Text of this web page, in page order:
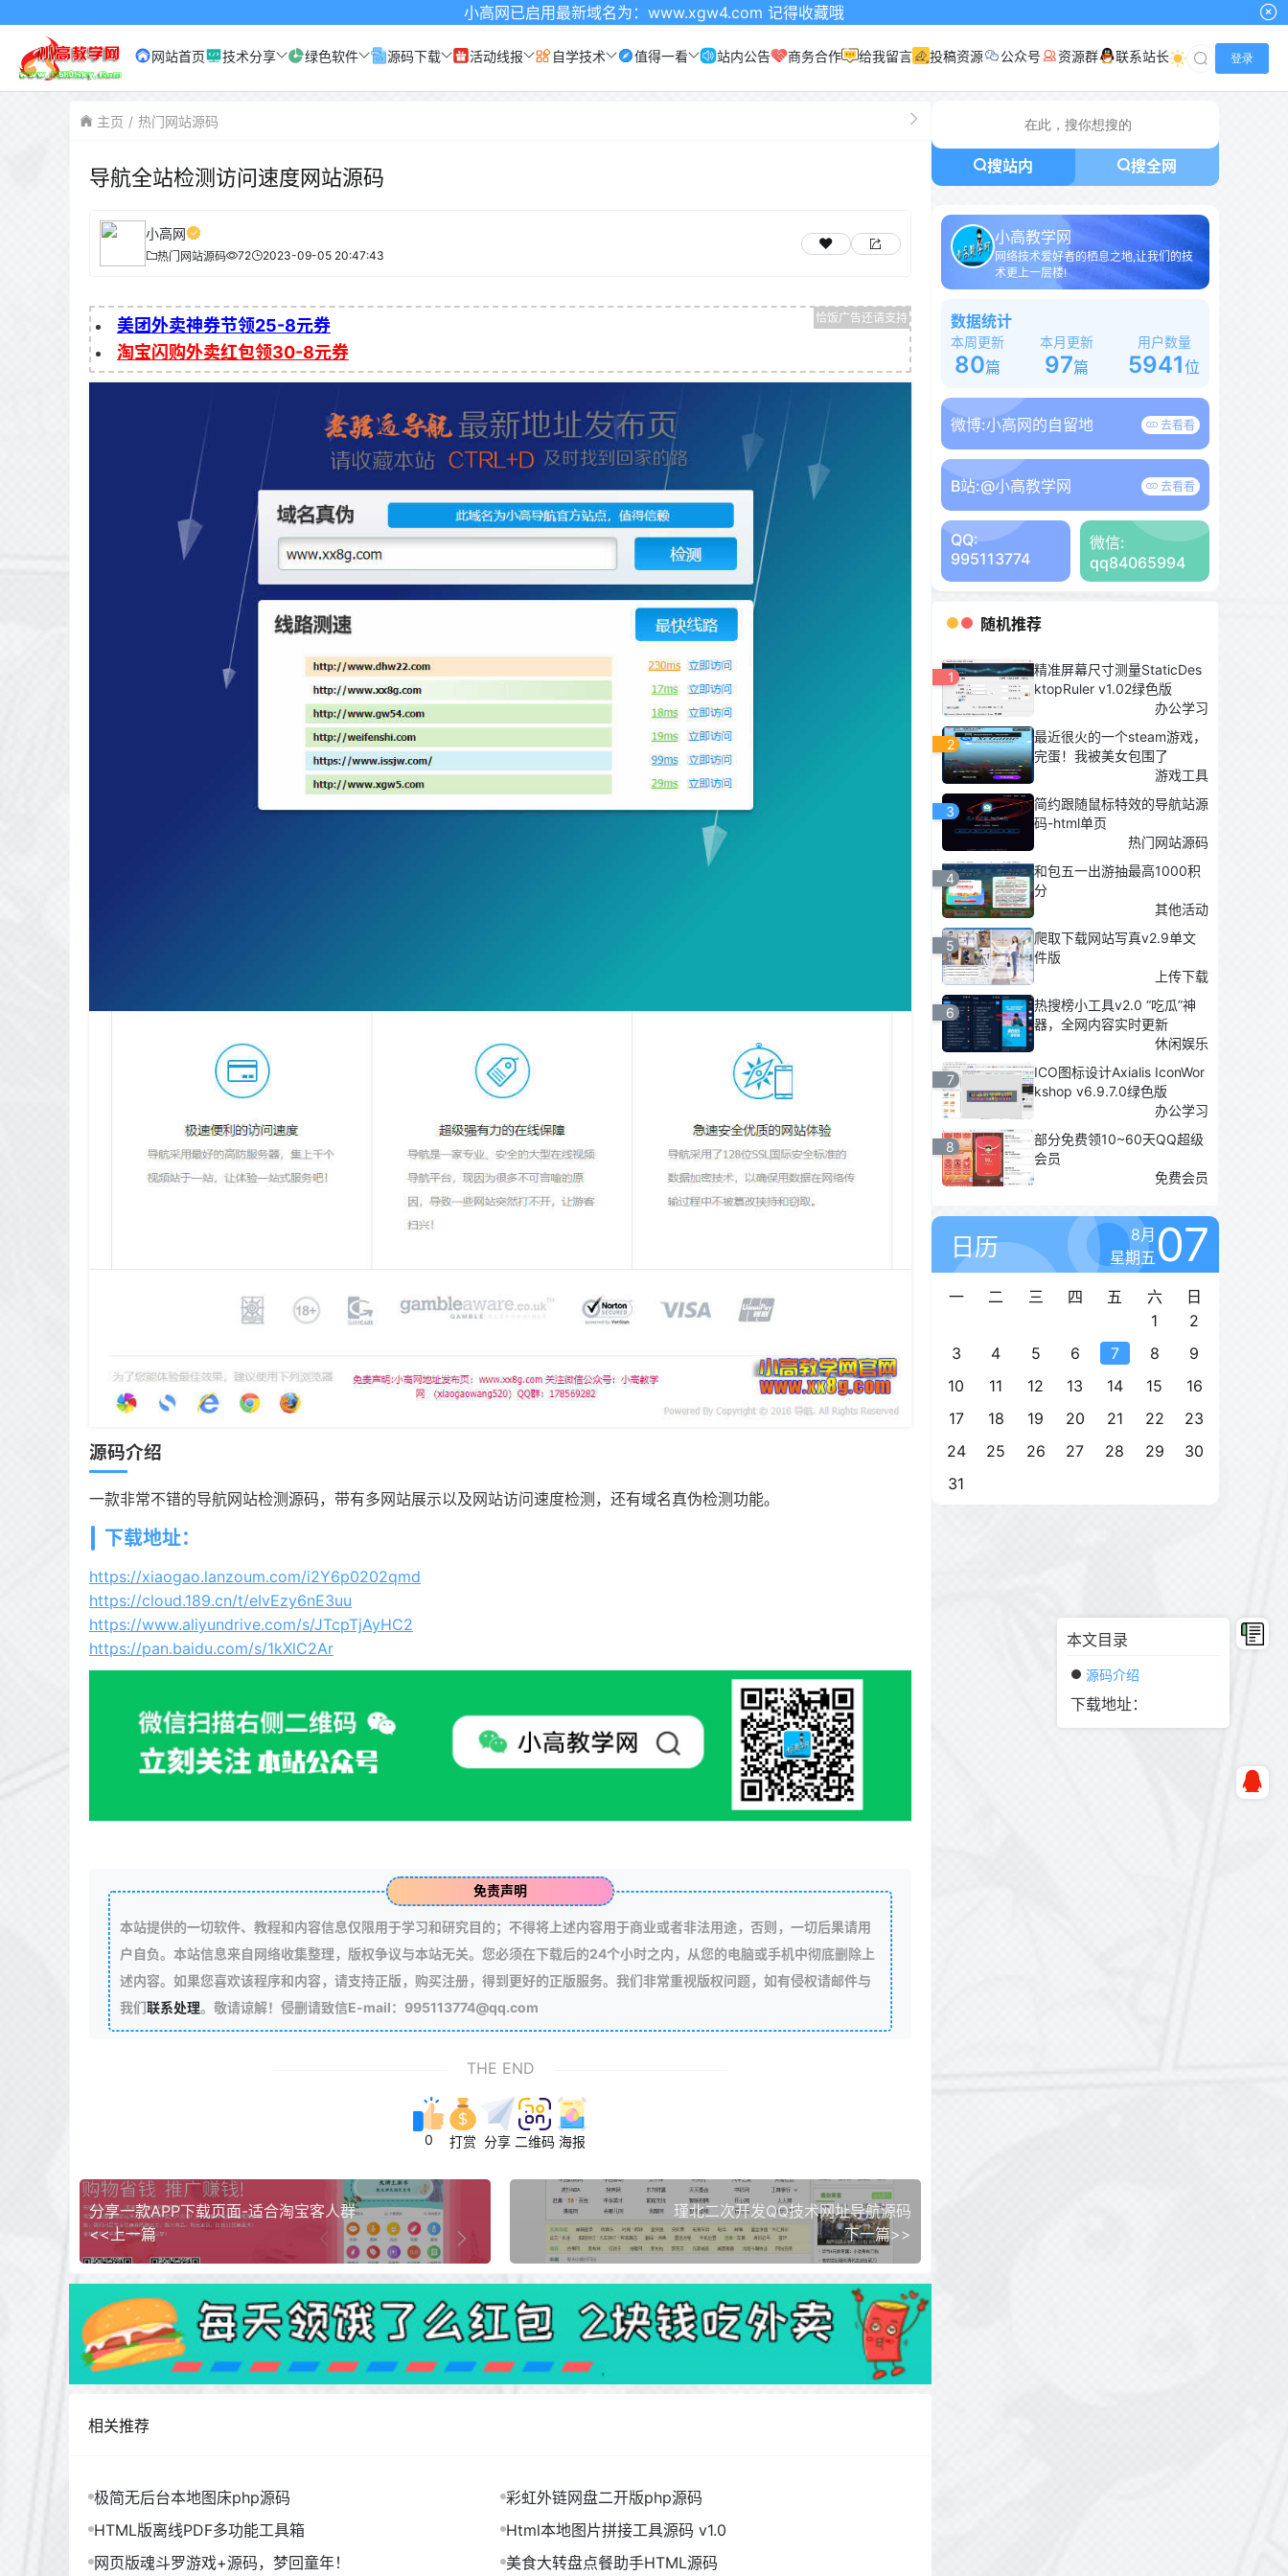
本文目录
源码介绍
下载地址：
小高网已启用最新域名为：www.xgw4.com 记得收藏哦
网站首页 技术分享 绿色软件 源码下载 活动线报 自学技术 值得一看 站内公告 商务合作 给我留言 投稿资源 公众号 资源群 联系站长 登录
主页 热门网站源码
导航全站检测访问速度网站源码
小高网
热门网站源码 72 2023-09-05 20:47:43
美团外卖神券节领25-8元券
淘宝闪购外卖红包领30-8元券
源码介绍
一款非常不错的导航网站检测源码，带有多网站展示以及网站访问速度检测，还有域名真伪检测功能。
下载地址：
https://xiaogao.lanzoum.com/i2Y6p0202qmd
https://cloud.189.cn/t/eIvEzy6nE3uu
https://www.aliyundrive.com/s/JTcpTjAyHC2
https://pan.baidu.com/s/1kXlC2Ar
免责声明
本站提供的一切软件、教程和内容信息仅限用于学习和研究目的；不得将上述内容用于商业或者非法用途，否则，一切后果请用
户自负。本站信息来自网络收集整理，版权争议与本站无关。您必须在下载后的24个小时之内，从您的电脑或手机中彻底删除上
述内容。如果您喜欢该程序和内容，请支持正版，购买注册，得到更好的正版服务。我们非常重视版权问题，如有侵权请邮件与
我们联系处理。敬请谅解！侵删请致信E-mail：995113774@qq.com
THE END
0 打赏 分享 二维码 海报
分享一款APP下载页面-适合淘宝客人群
<<上一篇
瑾北二次开发QQ技术网址导航源码
下一篇>>
相关推荐
极简无后台本地图床php源码
彩虹外链网盘二开版php源码
HTML版离线PDF多功能工具箱
Html本地图片拼接工具源码 v1.0
网页版魂斗罗游戏+源码，梦回童年！
美食大转盘点餐助手HTML源码
搜站内 搜全网
小高教学网
网络技术爱好者的栖息之地,让我们的技
术更上一层楼!
数据统计
本周更新
80篇
本月更新
97篇
用户数量
5941位
微博:小高网的自留地 去看看
B站:@小高教学网 去看看
QQ:
995113774
微信:
qq84065994
随机推荐
1
精准屏幕尺寸测量StaticDes
ktopRuler v1.02绿色版
办公学习
2
最近很火的一个steam游戏，
完蛋！我被美女包围了
游戏工具
3
简约跟随鼠标特效的导航站源
码-html单页
热门网站源码
4
和包五一出游抽最高1000积
分
其他活动
5
爬取下载网站写真v2.9单文
件版
上传下载
6
热搜榜小工具v2.0 “吃瓜”神
器，全网内容实时更新
休闲娱乐
7
ICO图标设计Axialis IconWor
kshop v6.9.7.0绿色版
办公学习
8
部分免费领10~60天QQ超级
会员
免费会员
日历
8月
星期五 07
一 二 三 四 五 六
日
1
2
3
4 5 6 7 8
9
10
11 12 13 14 15
16
17
18 19 20 21 22
23
24
25 26 27 28 29
30
31